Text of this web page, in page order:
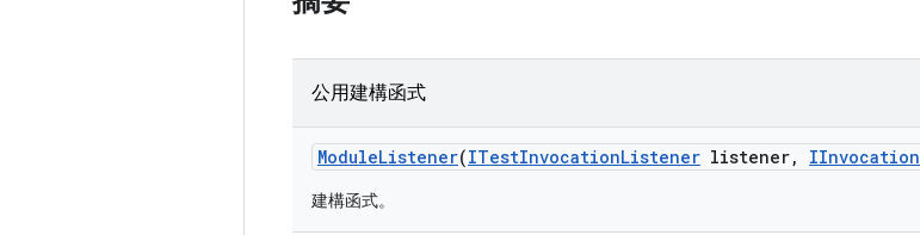
公用建構函式
ModuleListener(ITestInvocationListener listener, IInvocation
建構函式。